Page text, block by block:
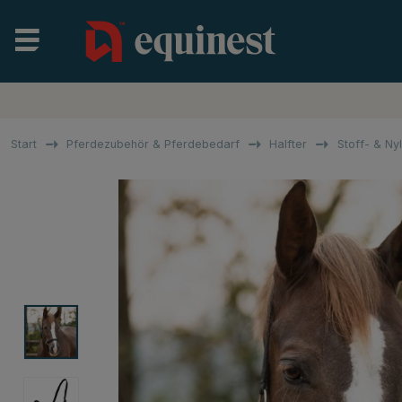
Start Pferdezubehör & Pferdebedarf Halfter Stoff- &